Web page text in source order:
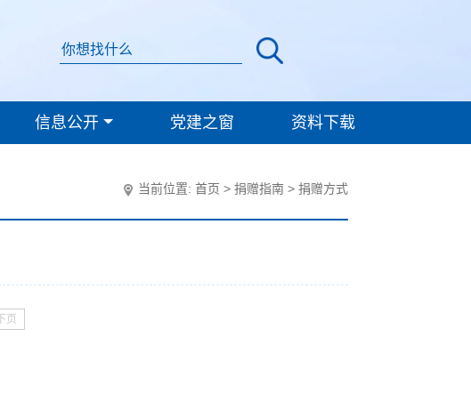
信息公开 党建之窗 资料下载
当前位置: 首页 > 捐赠指南 > 捐赠方式
下页